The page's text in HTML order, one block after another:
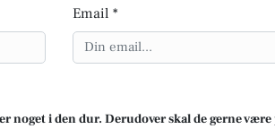
Email *
noget i den dur. Derudover skal de gerne